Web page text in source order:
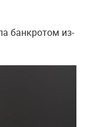
банкротом из-